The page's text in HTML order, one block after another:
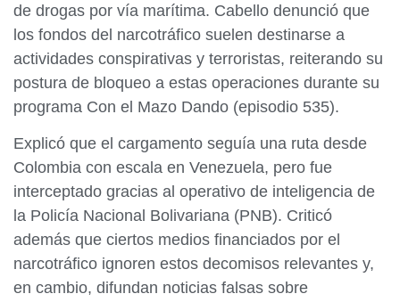
de drogas por vía marítima. Cabello denunció que
los fondos del narcotráfico suelen destinarse a
actividades conspirativas y terroristas, reiterando su
postura de bloqueo a estas operaciones durante su
programa Con el Mazo Dando (episodio 535).
Explicó que el cargamento seguía una ruta desde
Colombia con escala en Venezuela, pero fue
interceptado gracias al operativo de inteligencia de
la Policía Nacional Bolivariana (PNB). Criticó
además que ciertos medios financiados por el
narcotráfico ignoren estos decomisos relevantes y,
en cambio, difundan noticias falsas sobre